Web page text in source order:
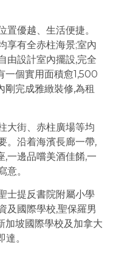
置優越、生活便捷。
享有全赤柱海景;室內
由設計室內擺設,完全
一個實用面積愈1,500
剛完成雅緻裝修,為租
大街、赤柱廣場等均
。沿着海濱長廊一帶,
一邊品嚐美酒佳餚,一
意。
士提反書院附屬小學
及國際學校,聖保羅男
加坡國際學校及加拿大
。